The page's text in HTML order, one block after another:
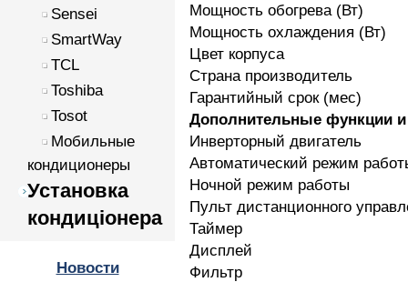
Sensei
SmartWay
TCL
Toshiba
Tosot
Мобильные
кондиционеры
Установка
кондиціонера
Новости
Мощность обогрева (Вт)
Мощность охлаждения (Вт)
Цвет корпуса
Страна производитель
Гарантийный срок (мес)
Дополнительные функции и
Инверторный двигатель
Автоматический режим
Ночной режим работы
Пульт дистанционного
Таймер
Дисплей
Фильтр